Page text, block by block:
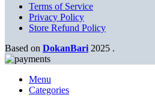
Terms of Service
Privacy Policy
Store Refund Policy
Based on DokanBari 2025 .
Menu
Categories